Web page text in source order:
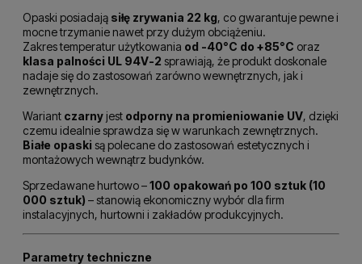
Opaski posiadają siłę zrywania 22 kg, co gwarantuje pewne i
mocne trzymanie nawet przy dużym obciążeniu.
Zakres temperatur użytkowania od -40°C do +85°C oraz
klasa palności UL 94V-2 sprawiają, że produkt doskonale
nadaje się do zastosowań zarówno wewnętrznych, jak i
zewnętrznych.
Wariant czarny jest odporny na promieniowanie UV, dzięki
czemu idealnie sprawdza się w warunkach zewnętrznych.
Białe opaski są polecane do zastosowań estetycznych i
montażowych wewnątrz budynków.
Sprzedawane hurtowo –100 opakowań po 100 sztuk (10
000 sztuk) – stanowią ekonomiczny wybór dla firm
instalacyjnych, hurtowni i zakładów produkcyjnych.
Parametry techniczne